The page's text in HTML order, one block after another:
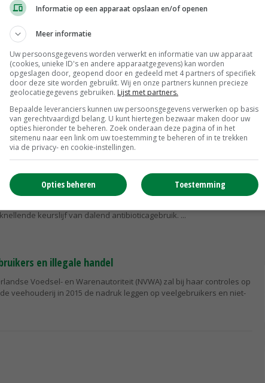
antibioticagebruik
richtlijnen rond antibioticagebruik zouden mogelijk minder ver
regels. Dat is voor de VVD-Tweede Kamerleden Erik Ziengs en
om hier...
stagneert
in het antibioticagebruik over alle diersectoren stagneert. Gerekend
gebruik in 2014 gelijk aan het gebruik in 2013.
keurslijf'
wordt KNMvD-voorzitter Dirk Willink aangesproken door
keurslijf van dalend antibioticagebruik.
en illegale handel
Voedsel- en Warenautoriteit (NVWA) zal bij haar controles op
veehouderij in 2015 de nadruk leggen op veelgebruikers en niet-
Informatie op een apparaat opslaan en/of openen
Meer informatie
Uw persoonsgegevens worden verwerkt en informatie van uw apparaat
(cookies, unieke ID's en andere apparaatgegevens) kan worden
opgeslagen door, geopend door en gedeeld met 4 partners of specifiek
door deze site worden gebruikt. Wij en onze partners kunnen precieze
geolocatiegegevens gebruiken. Lijst met partners.
Bepaalde leveranciers kunnen uw persoonsgegevens verwerken op basis
van gerechtvaardigd belang. U kunt hiertegen bezwaar maken door uw
opties hieronder te beheren. Zoek onderaan deze pagina of in het
sitemenu naar een link om uw toestemming te beheren of in te trekken
via de privacy- en cookie-instellingen.
Toestemming
Opties beheren